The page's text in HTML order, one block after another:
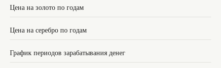
Цена на золото по годам
Цена на серебро по годам
График периодов зарабатывания денег